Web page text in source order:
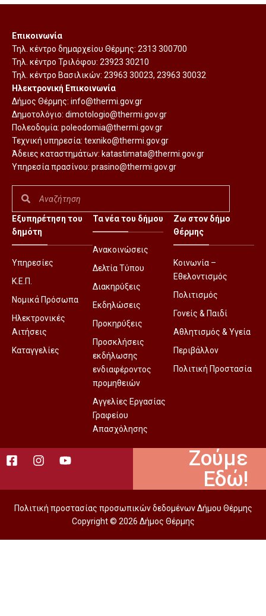
Επικοινωνία
Τηλ. κέντρο δημαρχείου Θέρμης: 2313 300700
Τηλ. κέντρο Τριλόφου: 23923 30210
Τηλ. κέντρο Βασιλικών: 23963 30023, 23963 30032
Ηλεκτρονική Επικοινωνία
Δήμος Θέρμης: info@thermi.gov.gr
Δημοτολόγιο: dimotologio@thermi.gov.gr
Πολεοδομία: poleodomia@thermi.gov.gr
Τεχνική υπηρεσία: texniko@thermi.gov.gr
Άδειες καταστημάτων: katastimata@thermi.gov.gr
Υπηρεσία πρασίνου: prasino@thermi.gov.gr
Εξυπηρέτηση του
δημότη
Υπηρεσίες
Κ.Ε.Π.
Νομικά Πρόσωπα
Ηλεκτρονικές
Αιτήσεις
Καταγγελίες
Τα νέα του δήμου
Ανακοινώσεις
Δελτία Τύπου
Διακηρύξεις
Εκδηλώσεις
Προκηρύξεις
Προσκλήσεις
εκδήλωσης
ενδιαφέροντος
προμηθειών
Αγγελίες Εργασίας
Γραφείου
Απασχόλησης
Ζω στον δήμο
Θέρμης
Κοινωνία –
Εθελοντισμός
Πολιτισμός
Γονείς & Παιδί
Αθλητισμός & Υγεία
Περιβάλλον
Πολιτική Προστασία
Ζούμε
Εδώ!
Πολιτική προστασίας προσωπικών δεδομένων Δήμου Θέρμης
Copyright © 2026 Δήμος Θέρμης